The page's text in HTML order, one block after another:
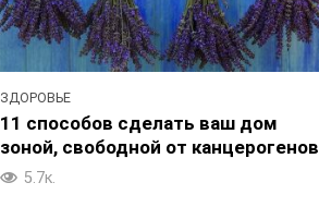
ЗДОРОВЬЕ
11 способов сделать ваш дом
зоной, свободной от канцерогенов
5.7к.